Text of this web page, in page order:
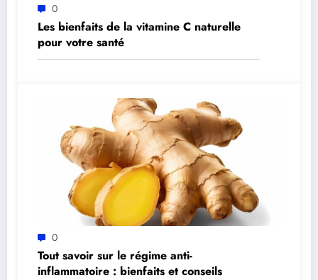
0
Les bienfaits de la vitamine C naturelle
pour votre santé
0
Tout savoir sur le régime anti-
inflammatoire : bienfaits et conseils